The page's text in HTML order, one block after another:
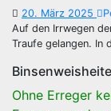
20. März 2025
Auf den Irrwegen
Traufe gelangen. In
Ohne Erreger